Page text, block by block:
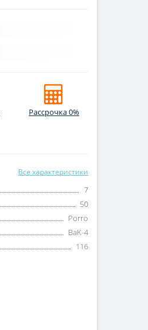
Рассрочка 0%
Все характеристики
7
50
Porro
BaK-4
116